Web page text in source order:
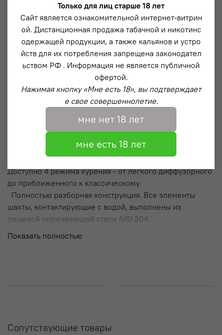
Модель PRO Down – Премиум версия кальяна из
нержавеющей стали и анодированного алюминия с
эффектной продувкой из-под блюдца (напоминающая
водопад). Данная система разработана нашей
компанией в 2019 году и пользуется популярностью по
сей день.
Описание
Магнитный коннектор на притирке с технологией
“Magnet Shield” – которая защищает магнит от
физического воздействия и максимально продлевает
Вариативная тяга за счет регулируемого диффузора.
Доступно 4 режима курения - от легкого диффузорного
до приближенного к классическому.
Полностью разборная конструкция. Все элементы
шахты, контактирующие с водой, выполнены из
пищевой нержавеющей стали AISI 304.
Показать полностью
Сопутствующие товары
Только для лиц старше 18 лет
Сайт является ознакомительной интернет-витрин
ой. Дистанционная продажа табачной и никотинс
одержащей продукции, а также кальянов и устро
йств для их потребления запрещена законодател
ьством РФ . Информация не является публичной
офертой.
Нажимая кнопку «Мне есть 18», вы подтверждает
е свое совершеннолетие.
мне нет 18 лет
мне есть 18 лет